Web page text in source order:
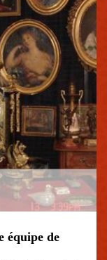
équipe de